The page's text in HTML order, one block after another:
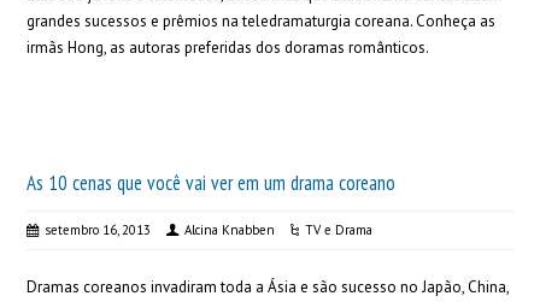
grandes sucessos e prêmios na teledramaturgia coreana. Conheça as
irmãs Hong, as autoras preferidas dos doramas românticos.
As 10 cenas que você vai ver em um drama coreano
setembro 16, 2013 Alcina Knabben TV e Drama
Dramas coreanos invadiram toda a Ásia e são sucesso no Japão, China,